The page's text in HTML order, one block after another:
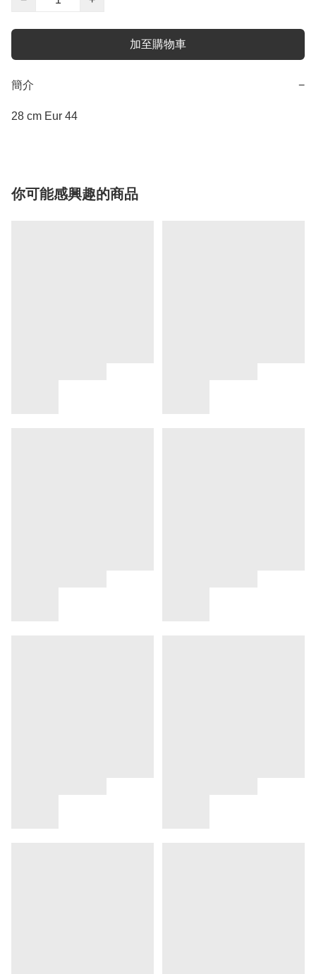
加至購物車
簡介 −
28 cm Eur 44
你可能感興趣的商品